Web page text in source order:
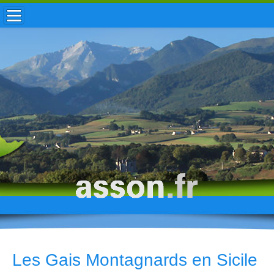
ACCUEIL / INFOS
MUNICIPALITÉ
VIE LOCALE
ENFANCE
TOURISME
HISTOIRE
Les Gais Montagnards en Sicile